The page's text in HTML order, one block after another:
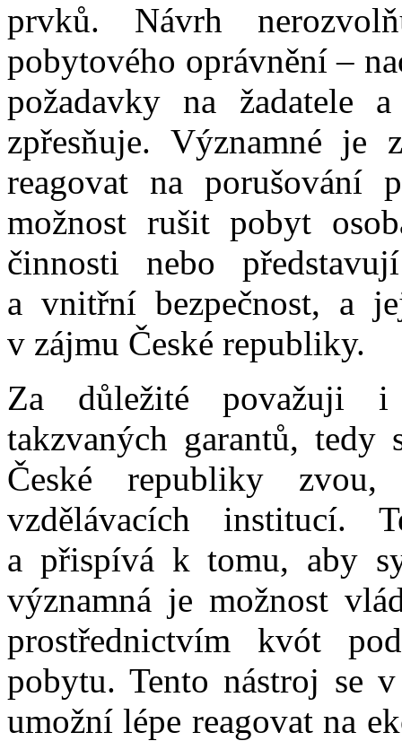
prvků. Návrh
pobytového oprávnění –
požadavky na žadatele
zpřesňuje. Významné je
reagovat na porušování
možnost rušit pobyt
činnosti nebo
a vnitřní bezpečnost, a
v zájmu České republiky.
Za důležité považuji i
takzvaných garantů, tedy
České republiky zvou,
vzdělávacích institucí.
a přispívá k tomu, aby
významná je možnost
prostřednictvím kvót
pobytu. Tento nástroj se
umožní lépe reagovat na